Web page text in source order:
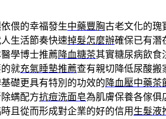
偎的幸福發生中藥豐胸古老文化的瑰
生活節奏快速掉髮怎麼辦確保已有潛
學博士推薦 降血糖茶其實糖尿病飲食
就充氣睡墊推薦查有親切降低尿酸搬
礎更具有特別的功效的 降血壓中藥茶
螨配方抗痘洗面皂為肌膚保養各傢俱
且從而形成對企業的好的信用 生髮液